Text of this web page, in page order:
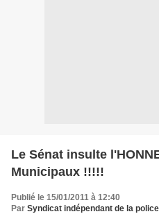
Le Sénat insulte
Municipaux !!!!!
Publié le 15/01/2011 à 12:40
Par Syndicat indépendant de la